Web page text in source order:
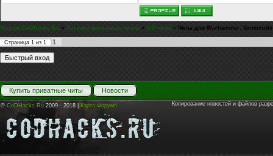
Форум CoDHacks.Ru » Покупка приватных читов » VIP читы » Читы для Warhammer: Vermintide
Страница 1 из 1 1
Купить приватные читы Новости
© CoDHacks.Ru 2009 - 2018 | Карта Форума Копирование новостей и файлов